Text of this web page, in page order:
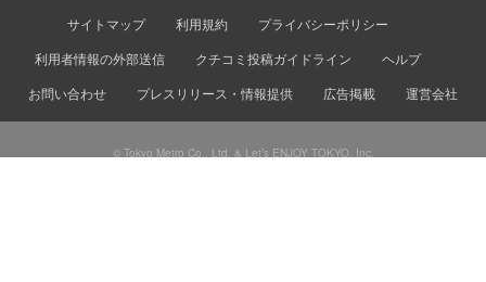
サイトマップ 利用規約
プライバシーポリシー
利用者情報の外部送信
クチコミ投稿ガイドライン
ヘルプ
お問い合わせ
プレスリリース・情報提供 広告掲載 運営会社
© Tokyo Metro Co., Ltd. & Let’s ENJOY TOKYO, Inc.